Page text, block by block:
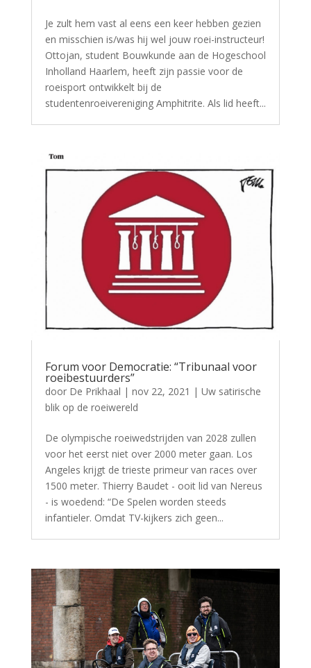
Je zult hem vast al eens een keer hebben gezien
en misschien is/was hij wel jouw roei-instructeur!
Ottojan, student Bouwkunde aan de Hogeschool
Inholland Haarlem, heeft zijn passie voor de
roeisport ontwikkelt bij de
studentenroeivereniging Amphitrite. Als lid heeft...
Forum voor Democratie: “Tribunaal voor
roeibestuurders”
door De Prikhaal | nov 22, 2021 | Uw satirische
blik op de roeiwereld
De olympische roeiwedstrijden van 2028 zullen
voor het eerst niet over 2000 meter gaan. Los
Angeles krijgt de trieste primeur van races over
1500 meter. Thierry Baudet - ooit lid van Nereus
- is woedend: “De Spelen worden steeds
infantieler. Omdat TV-kijkers zich geen...